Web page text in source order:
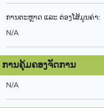
ການຕະຫຼາດ ແລະ ຕ່ອງໂສ້ມູນຄ່າ:
N/A
ການຄຸ້ມຄອງຈັດການ
N/A